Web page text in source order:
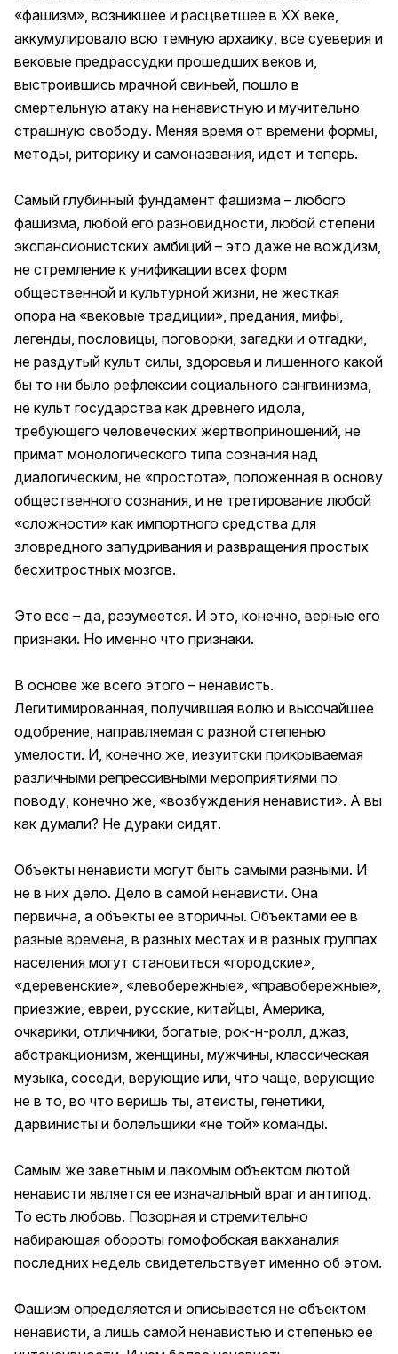
«фашизм», возникшее и расцветшее в XX веке,
аккумулировало всю темную архаику, все суеверия и
вековые предрассудки прошедших веков и,
выстроившись мрачной свиньей, пошло в
смертельную атаку на ненавистную и мучительно
страшную свободу. Меняя время от времени формы,
методы, риторику и самоназвания, идет и теперь.
Самый глубинный фундамент фашизма – любого
фашизма, любой его разновидности, любой степени
экспансионистских амбиций – это даже не вождизм,
не стремление к унификации всех форм
общественной и культурной жизни, не жесткая
опора на «вековые традиции», предания, мифы,
легенды, пословицы, поговорки, загадки и отгадки,
не раздутый культ силы, здоровья и лишенного какой
бы то ни было рефлексии социального сангвинизма,
не культ государства как древнего идола,
требующего человеческих жертвоприношений, не
примат монологического типа сознания над
диалогическим, не «простота», положенная в основу
общественного сознания, и не третирование любой
«сложности» как импортного средства для
зловредного запудривания и развращения простых
бесхитростных мозгов.
Это все – да, разумеется. И это, конечно, верные его
признаки. Но именно что признаки.
В основе же всего этого – ненависть.
Легитимированная, получившая волю и высочайшее
одобрение, направляемая с разной степенью
умелости. И, конечно же, иезуитски прикрываемая
различными репрессивными мероприятиями по
поводу, конечно же, «возбуждения ненависти». А вы
как думали? Не дураки сидят.
Объекты ненависти могут быть самыми разными. И
не в них дело. Дело в самой ненависти. Она
первична, а объекты ее вторичны. Объектами ее в
разные времена, в разных местах и в разных группах
населения могут становиться «городские»,
«деревенские», «левобережные», «правобережные»,
приезжие, евреи, русские, китайцы, Америка,
очкарики, отличники, богатые, рок-н-ролл, джаз,
абстракционизм, женщины, мужчины, классическая
музыка, соседи, верующие или, что чаще, верующие
не в то, во что веришь ты, атеисты, генетики,
дарвинисты и болельщики «не той» команды.
Самым же заветным и лакомым объектом лютой
ненависти является ее изначальный враг и антипод.
То есть любовь. Позорная и стремительно
набирающая обороты гомофобская вакханалия
последних недель свидетельствует именно об этом.
Фашизм определяется и описывается не объектом
ненависти, а лишь самой ненавистью и степенью ее